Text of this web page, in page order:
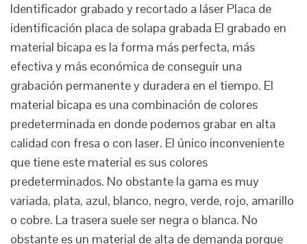
Identificador grabado y recortado a láser Placa de
identificación placa de solapa grabada El grabado en
material bicapa es la forma más perfecta, más
efectiva y más económica de conseguir una
grabación permanente y duradera en el tiempo. El
material bicapa es una combinación de colores
predeterminada en donde podemos grabar en alta
calidad con fresa o con laser. El único inconveniente
que tiene este material es sus colores
predeterminados. No obstante la gama es muy
variada, plata, azul, blanco, negro, verde, rojo, amarillo
o cobre. La trasera suele ser negra o blanca. No
obstante es un material de alta de demanda porque